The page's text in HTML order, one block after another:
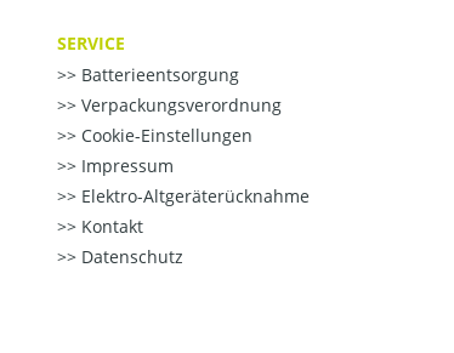
SERVICE
Batterieentsorgung
Verpackungsverordnung
Cookie-Einstellungen
Impressum
Elektro-Altgeräterücknahme
Kontakt
Datenschutz